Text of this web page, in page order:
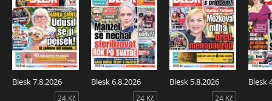
Blesk 7.8.2026
24 Kč
Blesk 6.8.2026
24 Kč
Blesk 5.8.2026
24 Kč
Blesk